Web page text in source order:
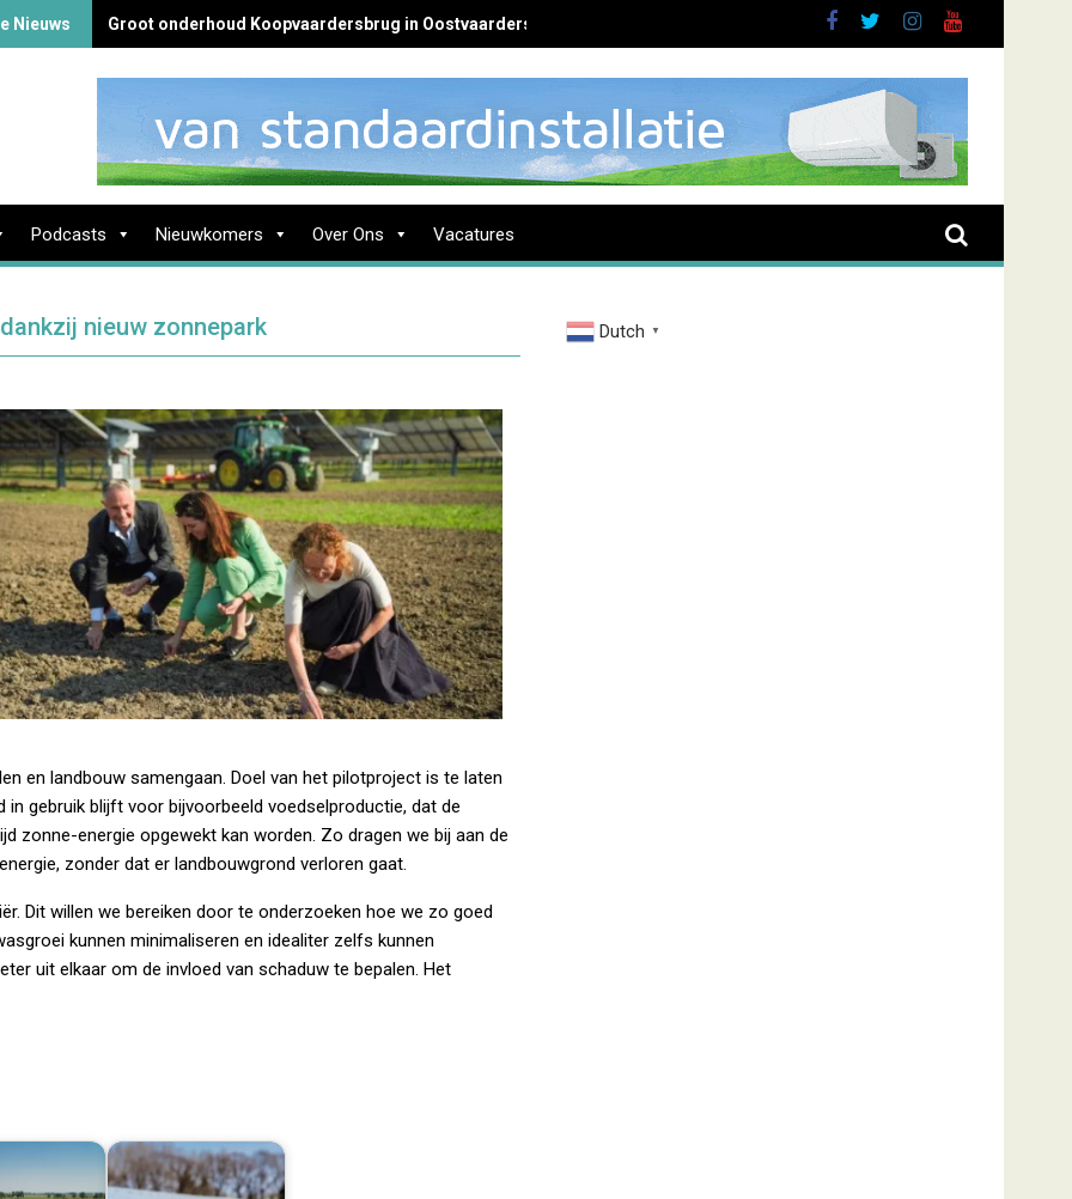
Nieuws Groot onderhoud Koopvaardersbrug in Oostvaardersbuurt
Podcasts Nieuwkomers Over Ons Vacatures
nieuw zonnepark
en landbouw samengaan. Doel van het pilotproject is te laten
gebruik blijft voor bijvoorbeeld voedselproductie, dat de
zonne-energie opgewekt kan worden. Zo dragen we bij aan de
zonder dat er landbouwgrond verloren gaat.
Dit willen we bereiken door te onderzoeken hoe we zo goed
kunnen minimaliseren en idealiter zelfs kunnen
uit elkaar om de invloed van schaduw te bepalen. Het
Dutch ▼